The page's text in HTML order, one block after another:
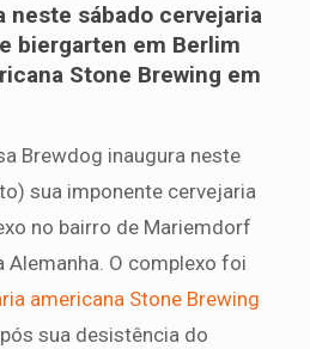
neste sábado cervejaria
biergarten em Berlim
Stone Brewing em
Brewdog inaugura neste
sua imponente cervejaria
no bairro de Mariemdorf
Alemanha. O complexo foi
americana Stone Brewing
sua desistência do